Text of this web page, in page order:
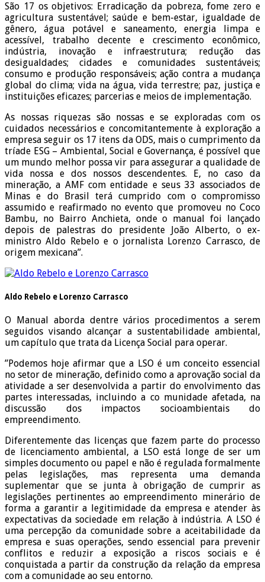
São 17 os objetivos: Erradicação da pobreza, fome zero e
agricultura sustentável; saúde e bem-estar, igualdade de
gênero, água potável e saneamento, energia limpa e
acessível, trabalho decente e crescimento econômico,
indústria, inovação e infraestrutura; redução das
desigualdades; cidades e comunidades sustentáveis;
consumo e produção responsáveis; ação contra a mudança
global do clima; vida na água, vida terrestre; paz, justiça e
instituições eficazes; parcerias e meios de implementação.
As nossas riquezas são nossas e se exploradas com os
cuidados necessários e concomitantemente à exploração a
empresa seguir os 17 itens da ODS, mais o cumprimento da
tríade ESG – Ambiental, Social e Governança, é possível que
um mundo melhor possa vir para assegurar a qualidade de
vida nossa e dos nossos descendentes. E, no caso da
mineração, a AMF com entidade e seus 33 associados de
Minas e do Brasil terá cumprido com o compromisso
assumido e reafirmado no evento que promoveu no Coco
Bambu, no Bairro Anchieta, onde o manual foi lançado
depois de palestras do presidente João Alberto, o ex-
ministro Aldo Rebelo e o jornalista Lorenzo Carrasco, de
origem mexicana”.
Aldo Rebelo e Lorenzo Carrasco
O Manual aborda dentre vários procedimentos a serem
seguidos visando alcançar a sustentabilidade ambiental,
um capítulo que trata da Licença Social para operar.
”Podemos hoje afirmar que a LSO é um conceito essencial
no setor de mineração, definido como a aprovação social da
atividade a ser desenvolvida a partir do envolvimento das
partes interessadas, incluindo a co munidade afetada, na
discussão dos impactos socioambientais do
empreendimento.
Diferentemente das licenças que fazem parte do processo
de licenciamento ambiental, a LSO está longe de ser um
simples documento ou papel e não é regulada formalmente
pelas legislações, mas representa uma demanda
suplementar que se junta à obrigação de cumprir as
legislações pertinentes ao empreendimento minerário de
forma a garantir a legitimidade da empresa e atender às
expectativas da sociedade em relação à indústria. A LSO é
uma percepção da comunidade sobre a aceitabilidade da
empresa e suas operações, sendo essencial para prevenir
conflitos e reduzir a exposição a riscos sociais e é
conquistada a partir da construção da relação da empresa
com a comunidade ao seu entorno.